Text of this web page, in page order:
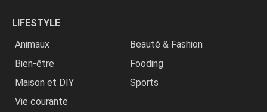
LIFESTYLE
Animaux
Beauté & Fashion
Bien-être
Fooding
Maison et DIY
Sports
Vie courante